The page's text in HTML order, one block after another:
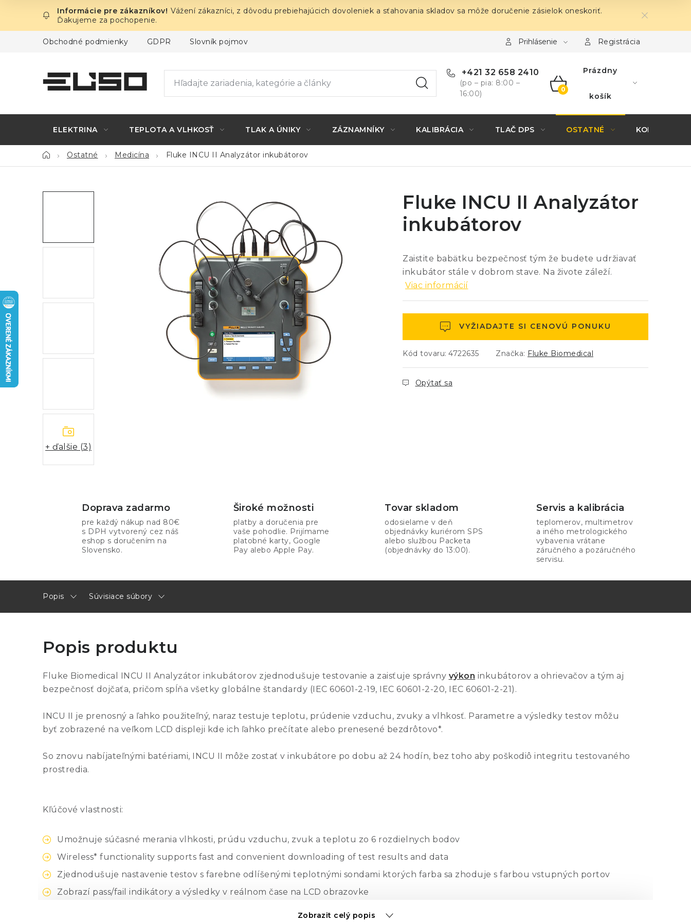
obsah
Vážení zákazníci, z dôvodu prebiehajúcich dovoleniek a sťahovania skladov sa môže doručenie zásielok oneskoriť.
Ďakujeme za pochopenie.
Obchodné podmienky GDPR Slovník pojmov Prihlásenie Registrácia
+421 32 658 2410
(po – pia: 8:00 –
16:00)
NÁKUPNÝ
Prázdny
košík
ELEKTRINA TEPLOTA A VLHKOSŤ TLAK A ÚNIKY ZÁZNAMNÍKY KALIBRÁCIA TLAČ DPS OSTATNÉ KONTAKTY
DomovOstatné Medicína Fluke INCU II Analyzátor inkubátorov
+ ďalšie (3)
Fluke INCU II Analyzátor
inkubátorov
Zaistite babätku bezpečnosť tým že budete udržiavať
inkubátor stále v dobrom stave. Na živote záleží.
Viac informácií
VYŽIADAJTE SI CENOVÚ PONUKU
Kód tovaru: 4722635 Značka: Fluke Biomedical
Opýtať sa
Doprava zadarmo
pre každý nákup nad 80€
s DPH vytvorený cez náš
eshop s doručením na
Slovensko.
Široké možnosti
platby a doručenia pre
vaše pohodlie. Prijímame
platobné karty, Google
Pay alebo Apple Pay.
Tovar skladom
odosielame v deň
objednávky kuriérom SPS
alebo službou Packeta
(objednávky do 13:00).
Servis a kalibrácia
teplomerov, multimetrov
a iného metrologického
vybavenia vrátane
záručného a pozáručného
servisu.
Popis Súvisiace súbory
Popis produktu
Fluke Biomedical INCU II Analyzátor inkubátorov zjednodušuje testovanie a zaisťuje správny výkon inkubátorov a ohrievačov a tým aj
bezpečnosť dojčaťa, pričom spĺňa všetky globálne štandardy (IEC 60601-2-19, IEC 60601-2-20, IEC 60601-2-21).
INCU II je prenosný a ľahko použiteľný, naraz testuje teplotu, prúdenie vzduchu, zvuky a vlhkosť. Parametre a výsledky testov môžu
byť zobrazené na veľkom LCD displeji kde ich ľahko prečítate alebo prenesené bezdrôtovo*.
So znovu nabíjateľnými batériami, INCU II môže zostať v inkubátore po dobu až 24 hodín, bez toho aby poškodiô integritu testovaného
prostredia.
Kľúčové vlastnosti:
Umožnuje súčasné merania vlhkosti, prúdu vzduchu, zvuk a teplotu zo 6 rozdielnych bodov
Wireless* functionality supports fast and convenient downloading of test results and data
Zjednodušuje nastavenie testov s farebne odlíšenými teplotnými sondami ktorých farba sa zhoduje s farbou vstupných portov
Zobrazí pass/fail indikátory a výsledky v reálnom čase na LCD obrazovke
Zobrazit celý popis